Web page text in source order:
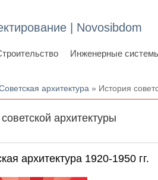
| Novosibdom
Инженерные
архитектура » История
архитектуры
архитектура 1920-1950 гг.